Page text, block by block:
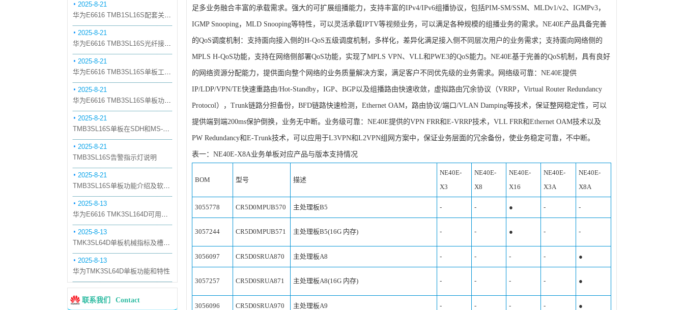
2025-8-21
华为E6616 TMB1SL16S配套关系和替代关系
2025-8-21
华为E6616 TMB3SL16S光纤接口板槽位占用介绍
2025-8-21
华为E6616 TMB3SL16S单板工作原理和信号流
2025-8-21
华为E6616 TMB3SL16S单板功能和机械指标
2025-8-21
TMB3SL16S单板在SDH和MS-OTN模式下的应用
2025-8-21
TMB3SL16S告警指示灯说明
2025-8-21
TMB3SL16S单板功能介绍及软件配套
2025-8-13
华为E6616 TMK3SL164D可用万兆光模块
2025-8-13
TMK3SL64D单板机械指标及槽位介绍
2025-8-13
华为TMK3SL64D单板功能和特性
联系我们 Contact
足多业务融合丰富的承载需求。强大的可扩展组播能力，支持丰富的IPv4/IPv6组播协议，包括PIM-SM/SSM、MLDv1/v2、IGMPv3，
IGMP Snooping，MLD Snooping等特性，可以灵活承载IPTV等视频业务，可以满足各种规模的组播业务的需求。NE40E产品具备完善
的QoS调度机制：支持面向接入侧的H-QoS五级调度机制，多样化，差异化满足接入侧不同层次用户的业务需求；支持面向网络侧的
MPLS H-QoS功能，支持在网络侧部署QoS功能，实现了MPLS VPN、VLL和PWE3的QoS能力。NE40E基于完善的QoS机制，具有良好
的网络资源分配能力，提供面向整个网络的业务质量解决方案，满足客户不同优先级的业务需求。网络级可靠：NE40E提供
IP/LDP/VPN/TE快速重路由/Hot-Standby，IGP、BGP以及组播路由快速收敛，虚拟路由冗余协议（VRRP，Virtual Router Redundancy
Protocol），Trunk链路分担备份，BFD链路快速检测，Ethernet OAM，路由协议/端口/VLAN Damping等技术，保证整网稳定性，可以
提供端到端200ms保护倒换，业务无中断。业务级可靠：NE40E提供的VPN FRR和E-VRRP技术，VLL FRR和Ethernet OAM技术以及
PW Redundancy和E-Trunk技术，可以应用于L3VPN和L2VPN组网方案中，保证业务层面的冗余备份，使业务稳定可靠，不中断。
表一：NE40E-X8A业务单板对应产品与版本支持情况
BOM 型号 描述
NE40E-
X3
NE40E-
X8
NE40E-
X16
NE40E-
X3A
NE40E-
X8A
3055778 CR5D0MPUB570 主处理板B5 - - ● - -
3057244 CR5D0MPUB571 主处理板B5(16G 内存) - - ● - -
3056097 CR5D0SRUA870 主处理板A8 - - - - ●
3057257 CR5D0SRUA871 主处理板A8(16G 内存) - - - - ●
3056096 CR5D0SRUA970 主处理板A9 - - - - ●